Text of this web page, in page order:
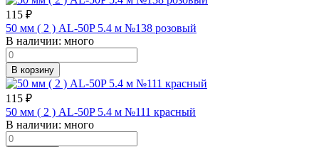
115 ₽
50 мм ( 2 ) AL-50P 5.4 м №138 розовый
В наличии: много
В корзину
115 ₽
50 мм ( 2 ) AL-50P 5.4 м №111 красный
В наличии: много